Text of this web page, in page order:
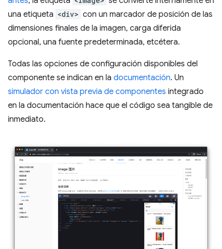
una etiqueta <div> con un marcador de posición de las
dimensiones finales de la imagen, carga diferida
opcional, una fuente predeterminada, etcétera.
Todas las opciones de configuración disponibles del
componente se indican en la documentación. Un
simulador con vista previa de componentes integrado
en la documentación hace que el código sea tangible de
inmediato.